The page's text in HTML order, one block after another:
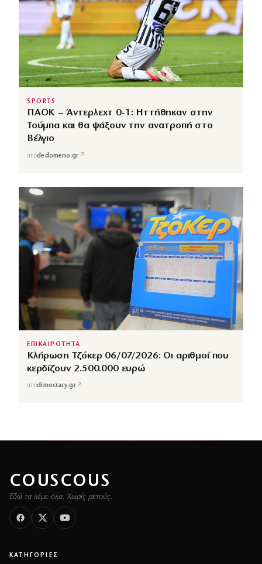
SPORTS
ΠΑΟΚ – Άντερλεχτ 0-1: Ηττήθηκαν στην
Τούμπα και θα ψάξουν την ανατροπή στο
Βέλγιο
απόdedomeno.gr ↗
ΕΠΙΚΑΙΡΟΤΗΤΑ
Κλήρωση Τζόκερ 06/07/2026: Οι αριθμοί που
κερδίζουν 2.500.000 ευρώ
απόdimocracy.gr↗
COUSCOUS
Εδώ τα λέμε όλα. Χωρίς ρετούς.
ΚΑΤΗΓΟΡΙΕΣ